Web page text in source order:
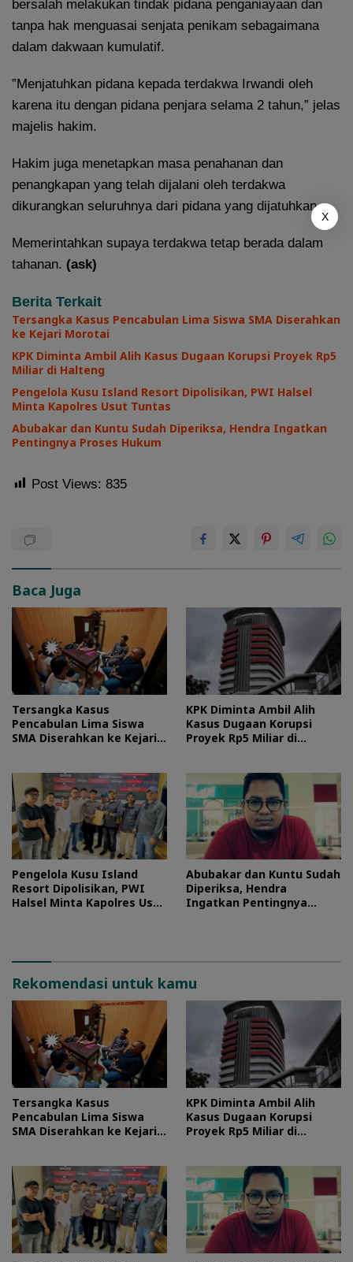
bersalah melakukan tindak pidana penganiayaan dan
tanpa hak menguasai senjata penikam sebagaimana
dalam dakwaan kumulatif.
”Menjatuhkan pidana kepada terdakwa Irwandi oleh
karena itu dengan pidana penjara selama 2 tahun,” jelas
majelis hakim.
Hakim juga menetapkan masa penahanan dan
penangkapan yang telah dijalani oleh terdakwa
dikurangkan seluruhnya dari pidana yang dijatuhkan.
Memerintahkan supaya terdakwa tetap berada dalam
tahanan. (ask)
Berita Terkait
Tersangka Kasus Pencabulan Lima Siswa SMA Diserahkan
ke Kejari Morotai
KPK Diminta Ambil Alih Kasus Dugaan Korupsi Proyek Rp5
Miliar di Halteng
Pengelola Kusu Island Resort Dipolisikan, PWI Halsel
Minta Kapolres Usut Tuntas
Abubakar dan Kuntu Sudah Diperiksa, Hendra Ingatkan
Pentingnya Proses Hukum
Post Views: 835
Baca Juga
Tersangka Kasus
Pencabulan Lima Siswa
SMA Diserahkan ke Kejari
KPK Diminta Ambil Alih
Kasus Dugaan Korupsi
Proyek Rp5 Miliar di
Pengelola Kusu Island
Resort Dipolisikan, PWI
Halsel Minta Kapolres Usut
Abubakar dan Kuntu Sudah
Diperiksa, Hendra
Ingatkan Pentingnya
Rekomendasi untuk kamu
Tersangka Kasus
Pencabulan Lima Siswa
SMA Diserahkan ke Kejari
KPK Diminta Ambil Alih
Kasus Dugaan Korupsi
Proyek Rp5 Miliar di
X